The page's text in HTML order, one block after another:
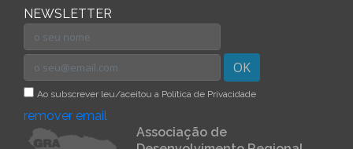
NEWSLETTER
OK
Ao subscrever leu/aceitou a Política de Privacidade
remover email
Associação de